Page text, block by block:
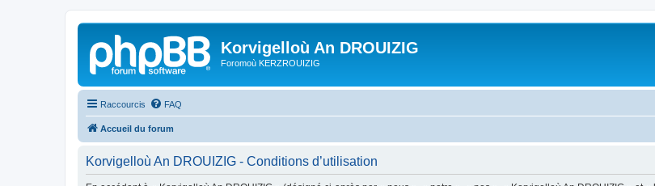
Korvigelloù An DROUIZIG
Foromoù KERZROUIZIG
Raccourcis FAQ
Accueil du forum
Korvigelloù An DROUIZIG - Conditions d’utilisation